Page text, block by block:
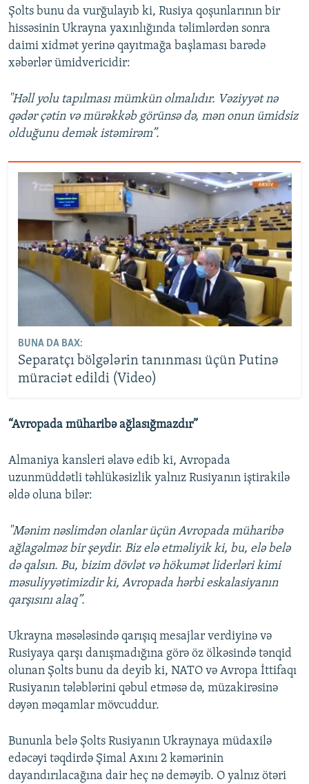
Şolts bunu da vurğulayıb ki, Rusiya qoşunlarının bir
hissəsinin Ukrayna yaxınlığında təlimlərdən sonra
daimi xidmət yerinə qayıtmağa başlaması barədə
xəbərlər ümidvericidir:
"Həll yolu tapılması mümkün olmalıdır. Vəziyyət nə
qədər çətin və mürəkkəb görünsə də, mən onun ümidsiz
olduğunu demək istəmirəm”.
BUNA DA BAX:
Separatçı bölgələrin tanınması üçün Putinə
müraciət edildi (Video)
“Avropada müharibə ağlasığmazdır”
Almaniya kansleri əlavə edib ki, Avropada
uzunmüddətli təhlükəsizlik yalnız Rusiyanın iştirakilə
əldə oluna bilər:
"Mənim nəslimdən olanlar üçün Avropada müharibə
ağlagəlməz bir şeydir. Biz elə etməliyik ki, bu, elə belə
də qalsın. Bu, bizim dövlət və hökumət liderləri kimi
məsuliyyətimizdir ki, Avropada hərbi eskalasiyanın
qarşısını alaq”.
Ukrayna məsələsində qarışıq mesajlar verdiyinə və
Rusiyaya qarşı danışmadığına görə öz ölkəsində tənqid
olunan Şolts bunu da deyib ki, NATO və Avropa İttifaqı
Rusiyanın tələblərini qəbul etməsə də, müzakirəsinə
dəyən məqamlar mövcuddur.
Bununla belə Şolts Rusiyanın Ukraynaya müdaxilə
edəcəyi təqdirdə Şimal Axını 2 kəmərinin
dayandırılacağına dair heç nə deməyib. O yalnız ötəri